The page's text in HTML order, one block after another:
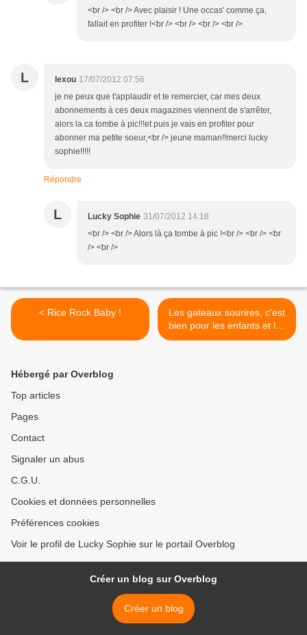
<br /> <br /> Avec plaisir ! Une occas' comme ça,
fallait en profiter !<br /> <br /> <br /> <br />
L lexou 17/07/2012 07:56
je ne peux que t'applaudir et te remercier, car mes deux
abonnements à ces deux magazines viennent de s'arrêter,
alors la ca tombe à pic!!!et puis je vais en profiter pour
abonner ma petite soeur,<br /> jeune maman!!merci lucky
sophie!!!!!
Répondre
L Lucky Sophie 31/07/2012 14:18
<br /> <br /> Alors là ça tombe à pic !<br /> <br /> <br
/> <br />
< Rice Rock Baby !
Les gateaux sourires, c'est
bien pour les enfants et les
parents ! >
Hébergé par Overblog
Top articles
Pages
Contact
Signaler un abus
C.G.U.
Cookies et données personnelles
Préférences cookies
Voir le profil de Lucky Sophie sur le portail Overblog
Créer un blog sur Overblog
Créer un blog